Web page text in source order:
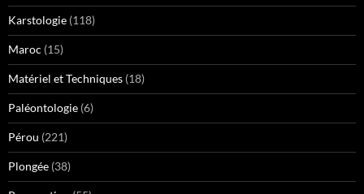
Karstologie (118)
Maroc (15)
Matériel et Techniques (18)
Paléontologie (6)
Pérou (221)
Plongée (38)